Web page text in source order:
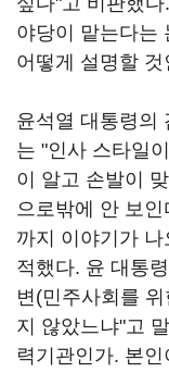
야당이 맡는다는
어떻게 설명할
윤석열 대통령의
는 "인사 스타일
이 알고 손발이
으로밖에 안 보
까지 이야기가 나
적했다. 윤 대통
변(민주사회를
지 않았느냐"고
력기관인가. 본